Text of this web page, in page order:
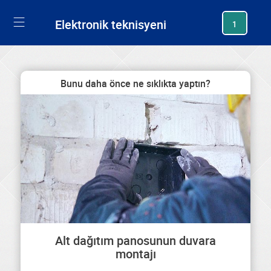
Elektronik teknisyeni 1
Bunu daha önce ne sıklıkta yaptın?
Alt dağıtım panosunun duvara
montajı